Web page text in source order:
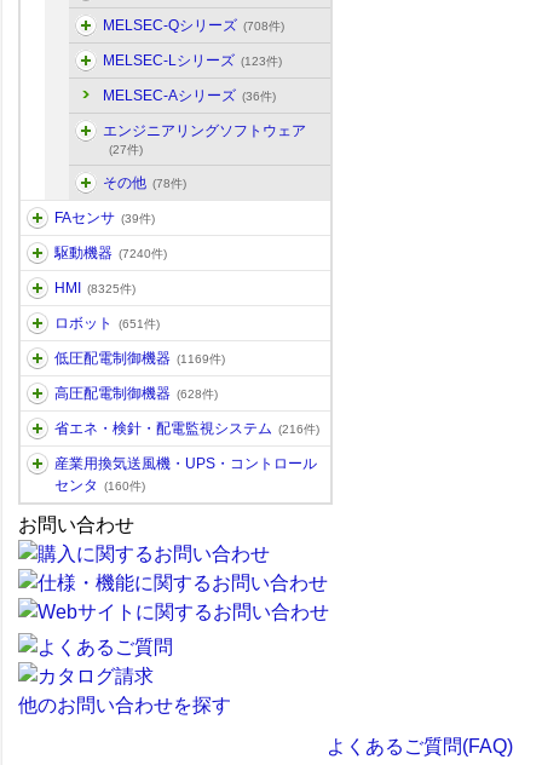
MELSEC-Qシリーズ (708件)
MELSEC-Lシリーズ (123件)
MELSEC-Aシリーズ (36件)
エンジニアリングソフトウェア
(27件)
その他 (78件)
FAセンサ (39件)
駆動機器 (7240件)
HMI (8325件)
ロボット (651件)
低圧配電制御機器 (1169件)
高圧配電制御機器 (628件)
省エネ・検針・配電監視システム (216件)
産業用換気送風機・UPS・コントロール
センタ
(160件)
お問い合わせ
他のお問い合わせを探す
よくあるご質問(FAQ)